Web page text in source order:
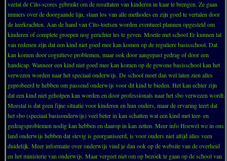
veelal de Cito-scores gebruikt om de resultaten van kinderen in kaar te brengen. Ze gaan
immers over de doorgaande lijn, staan los van alle methodes en zijn goed te vertalen door
de leerkrachten. Aan de hand van Cito-toetsen worden eventueel plannen opgesteld om
kinderen of complete groepen nog gerichter les te geven. Moeite met school Er kunnen tal
van redenen zijn dat een kind niet goed mee kan komen op de reguliere basisschool. Dat
kan komen door cognitieve problemen, maar ook door aangepast gedrag of door een
handicap. Wanneer een kind niet goed mee kan komen op de gewone basisschool kan het
verwezen worden naar het speciaal onderwijs. De school moet dan wel laten zien alles
geprobeerd te hebben om passend onderwijs voor dit kind te bieden. Het kan echter zijn
dat een kind niet geholpen kan worden en door professionals naar het sbo verwezen wordt.
Meestal is dat geen fijne situatie voor kinderen en hun ouders, maar de ervaring leert dat
het sbo (speciaal basisonderwijs) veel beter in kan schatten wat een kind met leer- en
gedragsproblemen nodig kan hebben en daarop in kan zetten. Meer info Hoewel we in ons
land onderwijs hebben dat stevig is georganiseerd, is voor ouders niet altijd alles veen
duidelijk. Meer informatie over onderwijs vind je dan ook op de website van de overheid
en het ministerie van onderwijs. Maar vergeet niet om op bezoek te gaan op de school van